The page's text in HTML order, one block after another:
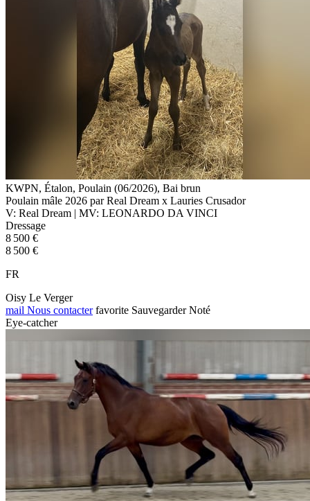
KWPN, Étalon, Poulain (06/2026), Bai brun
Poulain mâle 2026 par Real Dream x Lauries Crusador
V: Real Dream | MV: LEONARDO DA VINCI
Dressage
8 500 €
8 500 €
FR
Oisy Le Verger
mail Nous contacter favorite Sauvegarder Noté
Eye-catcher